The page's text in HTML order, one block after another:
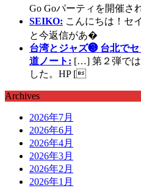
Go Goパーティを開催さ
SEIKO: こんにちは！セ
と今返信があ�
台湾とジャズ❸ 台北でセ
道ノート: […] 第２弾では
した。HP [
Archives
2026年7月
2026年6月
2026年4月
2026年3月
2026年2月
2026年1月